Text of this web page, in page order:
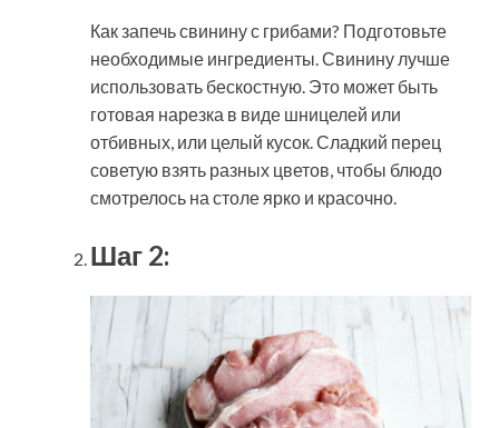
Как запечь свинину с грибами? Подготовьте
необходимые ингредиенты. Свинину лучше
использовать бескостную. Это может быть
готовая нарезка в виде шницелей или
отбивных, или целый кусок. Сладкий перец
советую взять разных цветов, чтобы блюдо
смотрелось на столе ярко и красочно.
Шаг 2: